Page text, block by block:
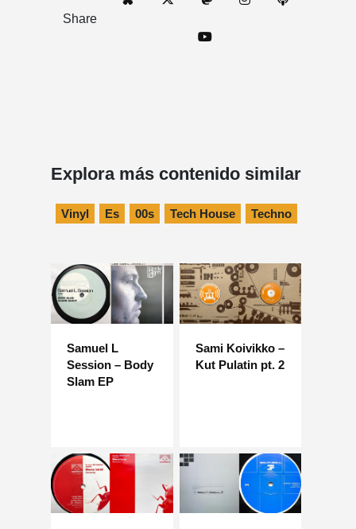
Share
Explora más contenido similar
Vinyl Es 00s Tech House Techno
Samuel L
Session – Body
Slam EP
Sami Koivikko –
Kut Pulatin pt. 2